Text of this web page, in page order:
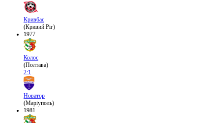
Кривбас
(Кривий Ріг)
1977
Колос
(Полтава)
2:1
Новатор
(Маріуполь)
1981